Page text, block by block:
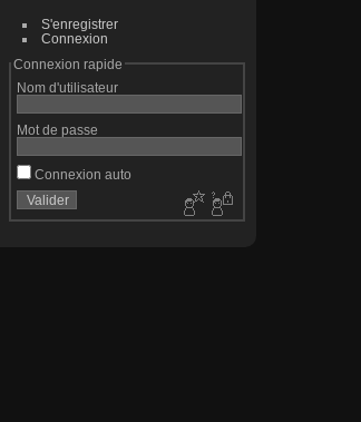
S'enregistrer
Connexion
Connexion rapide
Nom d'utilisateur
Mot de passe
Connexion auto